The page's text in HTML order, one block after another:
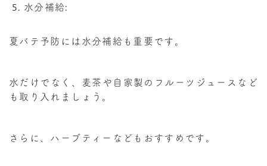
水分補給:
夏バテ予防には水分補給も重要です。
水だけでなく、麦茶や自家製のフルーツジュースなど
も取り入れましょう。
さらに、ハーブティーなどもおすすめです。